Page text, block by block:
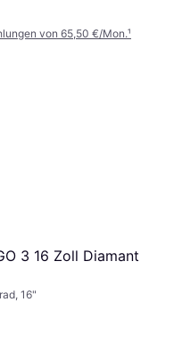
von 65,50 €/Mon.¹
3 16 Zoll Diamant
16"